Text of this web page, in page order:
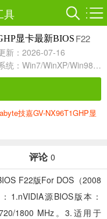
具
显卡最新BIOS F22
新：2026-07-16
系统：Win7/WinXP/Win98/Win8/Win10兼容软件
技嘉GV-NX96T1GHP显
评论 0
F22版For DOS（2008
1.nVIDIA源BIOS版本：
1800 MHz。3.适用于